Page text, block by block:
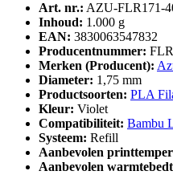
Art. nr.: AZU-FLR171-
Inhoud: 1.000 g
EAN: 3830063547832
Producentnummer:
Merken (Producent):
Diameter: 1,75 mm
Productsoorten: PLA
Kleur: Violet
Compatibiliteit: Bambu
Systeem: Refill
Aanbevolen
Aanbevolen